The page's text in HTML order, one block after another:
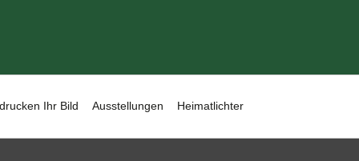
Ihr Bild Ausstellungen Heimatlichter